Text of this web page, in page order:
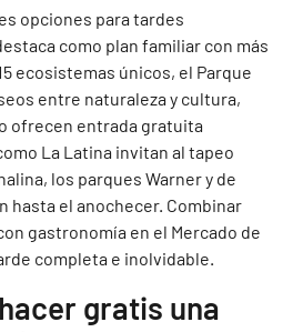
opciones para tardes
como plan familiar con más
ecosistemas únicos, el Parque
entre naturaleza y cultura,
ofrecen entrada gratuita
La Latina invitan al tapeo
los parques Warner y de
hasta el anochecer. Combinar
gastronomía en el Mercado de
completa e inolvidable.
gratis una